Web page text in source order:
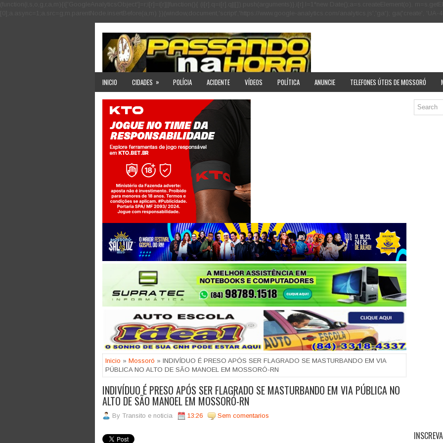
INICIO CIDADES » POLÍCIA ACIDENTE VÍDEOS POLÍTICA ANUNCIE TELEFONES ÚTEIS DE MOSSORÓ
Jogue com responsabilidade. 18+
Inicio » Mossoró » INDIVÍDUO É PRESO APÓS SER FLAGRADO SE MASTURBANDO EM VIA
PÚBLICA NO ALTO DE SÃO MANOEL EM MOSSORÓ-RN
INDIVÍDUO É PRESO APÓS SER FLAGRADO SE MASTURBANDO EM VIA PÚBLICA NO
ALTO DE SÃO MANOEL EM MOSSORÓ-RN
By Transito e noticia 13:26 Sem comentarios